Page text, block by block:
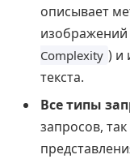
описывает
изображений
Complexity ) и
текста.
Все типы
запросов,